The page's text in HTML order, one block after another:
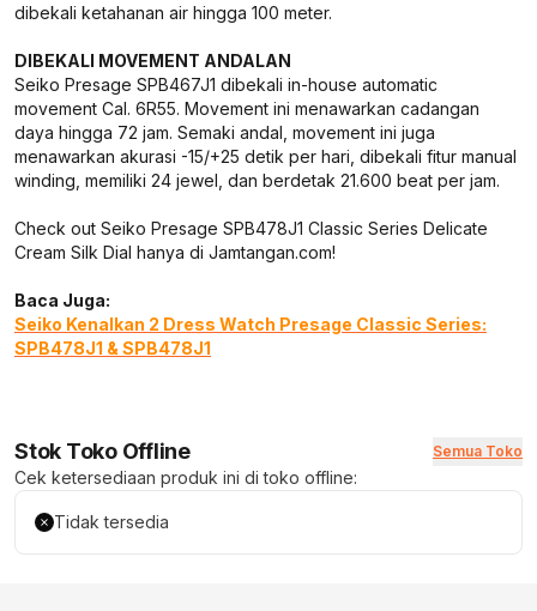
dibekali ketahanan air hingga 100 meter.
DIBEKALI MOVEMENT ANDALAN
Seiko Presage SPB467J1 dibekali in-house automatic
movement Cal. 6R55. Movement ini menawarkan cadangan
daya hingga 72 jam. Semaki andal, movement ini juga
menawarkan akurasi -15/+25 detik per hari, dibekali fitur manual
winding, memiliki 24 jewel, dan berdetak 21.600 beat per jam.
Check out Seiko Presage SPB478J1 Classic Series Delicate
Cream Silk Dial hanya di Jamtangan.com!
Baca Juga:
Seiko Kenalkan 2 Dress Watch Presage Classic Series:
SPB478J1 & SPB478J1
Stok Toko Offline Semua Toko
Cek ketersediaan produk ini di toko offline:
Tidak tersedia